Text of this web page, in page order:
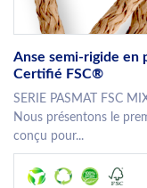
Anse semi-rigide en
Certifié FSC®
SERIE PASMAT FSC
Nous présentons le
conçu pour...